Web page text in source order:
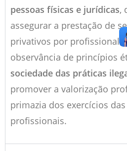
pessoas físicas e jurídicas,
assegurar a prestação de
privativos por profissional
observância de princípios
sociedade das práticas
promover a valorização
primazia dos exercícios
profissionais.